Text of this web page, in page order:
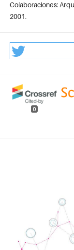
Colaboraciones:
2001.
0